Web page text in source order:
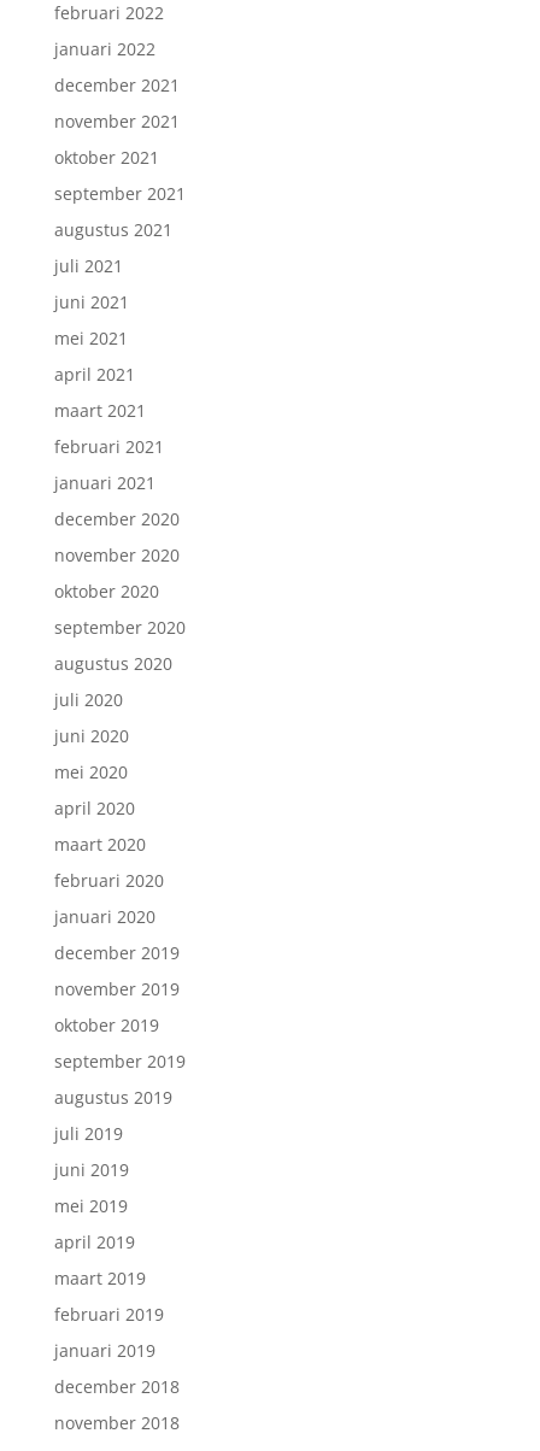
februari 2022
januari 2022
december 2021
november 2021
oktober 2021
september 2021
augustus 2021
juli 2021
juni 2021
mei 2021
april 2021
maart 2021
februari 2021
januari 2021
december 2020
november 2020
oktober 2020
september 2020
augustus 2020
juli 2020
juni 2020
mei 2020
april 2020
maart 2020
februari 2020
januari 2020
december 2019
november 2019
oktober 2019
september 2019
augustus 2019
juli 2019
juni 2019
mei 2019
april 2019
maart 2019
februari 2019
januari 2019
december 2018
november 2018